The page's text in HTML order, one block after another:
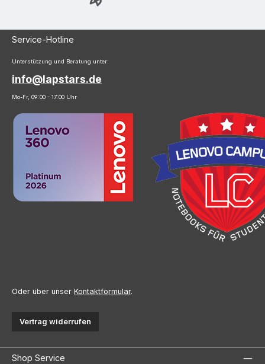
Service-Hotline
Unterstützung und Beratung unter:
info@lapstars.de
Mo-Fr, 09:00 - 17:00 Uhr
Oder über unser Kontaktformular.
Vertrag widerrufen
Shop Service